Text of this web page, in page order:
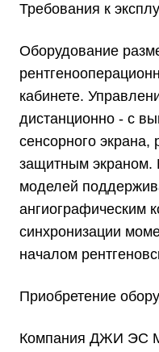
Требования к
Оборудование
кабинете.
дистанционно - с
сенсорного экрана,
защитным экраном.
моделей
ангиографическим
синхронизации
началом
Приобретение
Компания ДЖИ ЭС